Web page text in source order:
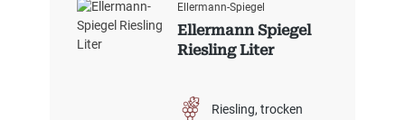
Ellermann-Spiegel
Ellermann Spiegel
Riesling Liter
Riesling trocken